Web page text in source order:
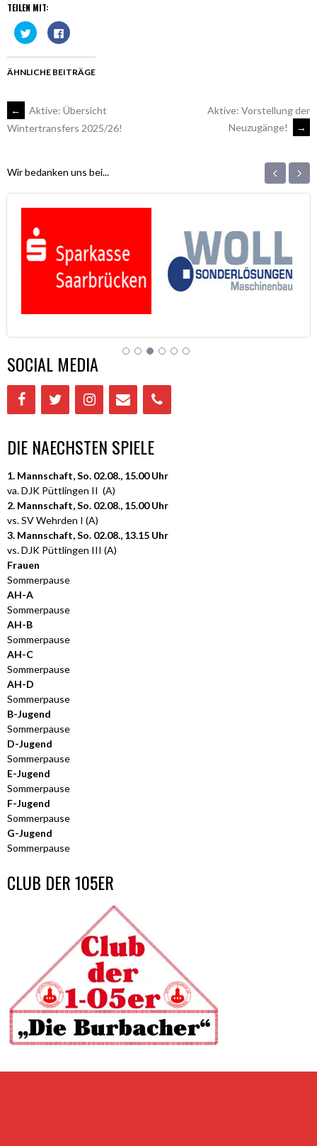
TEILEN MIT:
Klick,
um
Twitter
teilen
Fenster
geöffnet)
Klick,
um
Facebook
teilen
Fenster
geöffnet)
ÄHNLICHE BEITRÄGE
ARTIKEL-
←
Aktive: Übersicht
Wintertransfers 2025/26!
Aktive: Vorstellung der
Neuzugänge!
→
Wir bedanken uns bei... ‹ ›
SOCIAL MEDIA
DIE NAECHSTEN SPIELE
1. Mannschaft, So. 02.08., 15.00 Uhr
va. DJK Püttlingen II (A)
2. Mannschaft, So. 02.08., 15.00 Uhr
vs. SV Wehrden I (A)
3. Mannschaft, So. 02.08., 13.15 Uhr
vs. DJK Püttlingen III (A)
Frauen
Sommerpause
AH-A
Sommerpause
AH-B
Sommerpause
AH-C
Sommerpause
AH-D
Sommerpause
B-Jugend
Sommerpause
D-Jugend
Sommerpause
E-Jugend
Sommerpause
F-Jugend
Sommerpause
G-Jugend
Sommerpause
CLUB DER 105ER